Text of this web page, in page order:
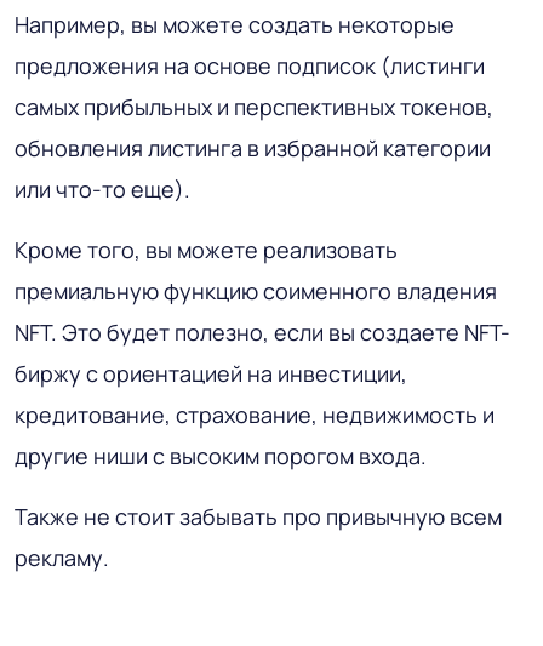
Например, вы можете создать некоторые
предложения на основе подписок (листинги
самых прибыльных и перспективных токенов,
обновления листинга в избранной категории
или что-то еще).
Кроме того, вы можете реализовать
премиальную функцию соименного владения
NFT. Это будет полезно, если вы создаете NFT-
биржу с ориентацией на инвестиции,
кредитование, страхование, недвижимость и
другие ниши с высоким порогом входа.
Также не стоит забывать про привычную всем
рекламу.